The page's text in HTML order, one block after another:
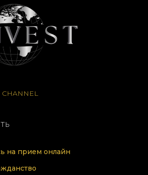
на прием онлайн